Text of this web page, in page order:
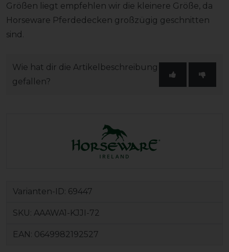
Größen liegt empfehlen wir die kleinere Größe, da
Horseware Pferdedecken großzügig geschnitten
sind.
Wie hat dir die Artikelbeschreibung
gefallen?
Varianten-ID: 69447
SKU: AAAWA1-KJJI-72
EAN: 0649982192527